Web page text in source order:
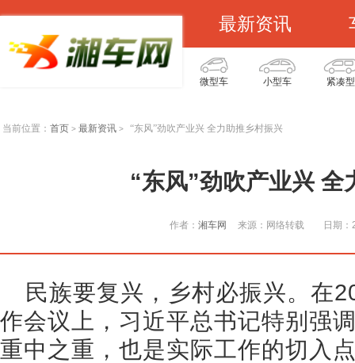
最新资讯
微型车 小型车 紧凑型
当前位置： 首页 > 最新资讯 > “东风”劲吹产业兴 全力助推乡村振兴
“东风”劲吹产业兴 全
作者： 湘车网 来源：网络转载 日期
民族要复兴，乡村必振兴。在
作会议上，习近平总书记特别强
重中之重，也是实际工作的切入